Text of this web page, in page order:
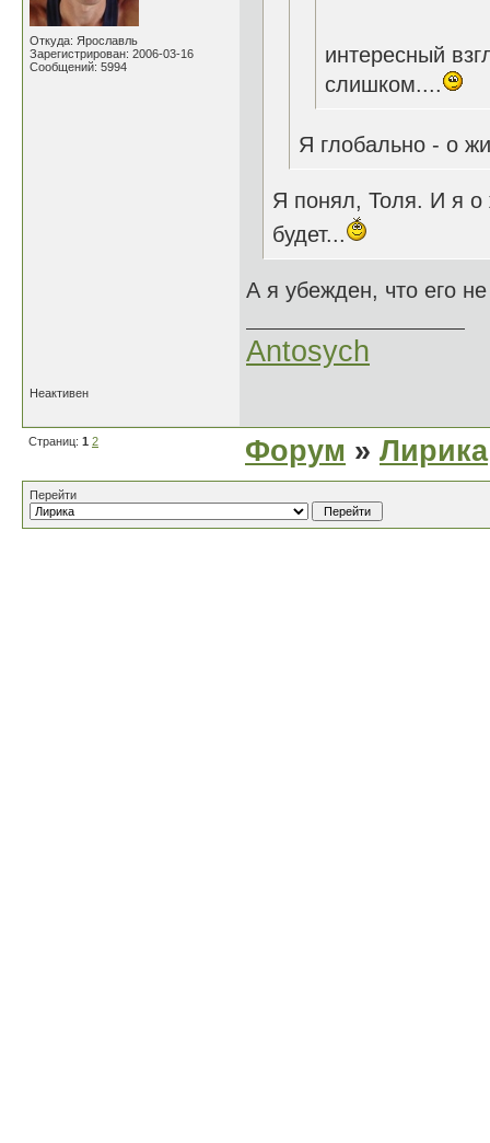
Откуда: Ярославль
Зарегистрирован: 2006-03-16
Сообщений: 5994
интересный
слишком....
Я глобально - о
Я понял, Толя. И я о
будет...
А я убежден, что его не
Antosych
Неактивен
Страниц: 1 2 Форум » Лирика
Перейти